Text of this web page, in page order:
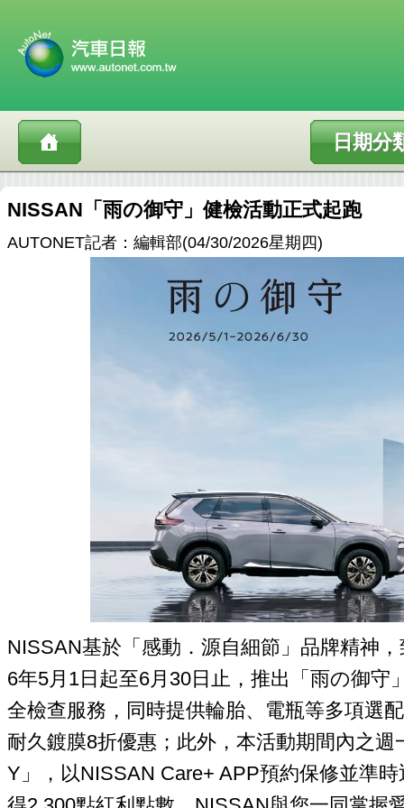
日期分
NISSAN「雨の御守」健檢活動正式起跑
AUTONET記者：編輯部(04/30/2026星期四)
NISSAN基於「感動．源自細節」品牌精神
6年5月1日起至6月30日止，推出「雨の御守
全檢查服務，同時提供輪胎、電瓶等多項選
耐久鍍膜8折優惠；此外，本活動期間內之
Y」，以NISSAN Care+ APP預約保修並準